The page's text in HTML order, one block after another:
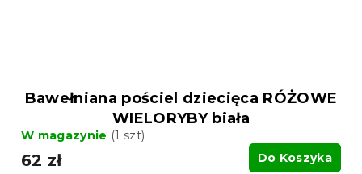
Bawełniana pościel dziecięca RÓŻOWE
WIELORYBY biała
W magazynie (1 szt)
62 zł Do Koszyka